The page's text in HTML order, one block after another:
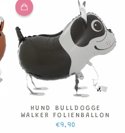
HUND BULLDOGGE
WALKER FOLIENBALLON
€9,90